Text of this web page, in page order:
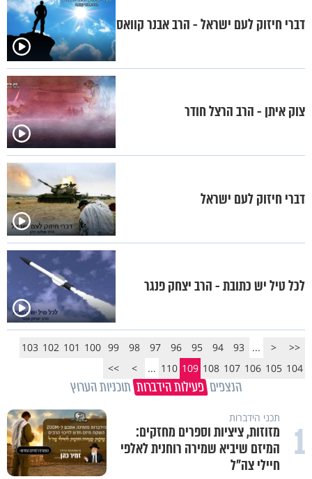
דברי חיזוק לעם ישראל - הרב אבנר קוואס
צוק איתן - הרב הרצל חודר
דברי חיזוק לעם ישראל
לכל טיל יש כתובת - הרב יצחק פנגר
<<
<
...
93
94
95
96
97
98
99
100
101
102
103
104
105
106
107
108
109
110
...
>
>>
הנצפים פעילות הידברות תוכניות הערוץ
1 תכני הידברות
מזוזות, ציציות וספרים מחזקים:
המיזם שיביא שמירה רוחנית לאלפי
חיילי צה"ל